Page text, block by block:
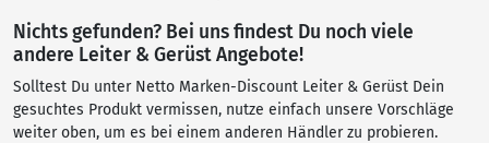
Nichts gefunden? Bei uns findest Du noch viele
andere Leiter & Gerüst Angebote!
Solltest Du unter Netto Marken-Discount Leiter & Gerüst Dein
gesuchtes Produkt vermissen, nutze einfach unsere Vorschläge
weiter oben, um es bei einem anderen Händler zu probieren.